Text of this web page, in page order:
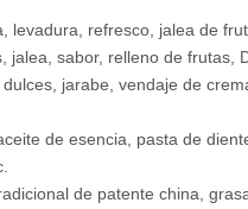
levadura, refresco, jalea de
sabor, relleno de frutas,
jarabe, vendaje de
de esencia, pasta de
de patente china,